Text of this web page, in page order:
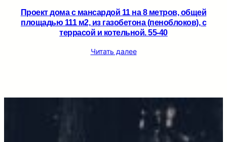
Проект дома с мансардой 11 на 8 метров, общей
площадью 111 м2, из газобетона (пеноблоков), c
террасой и котельной. 55-40
Читать далее